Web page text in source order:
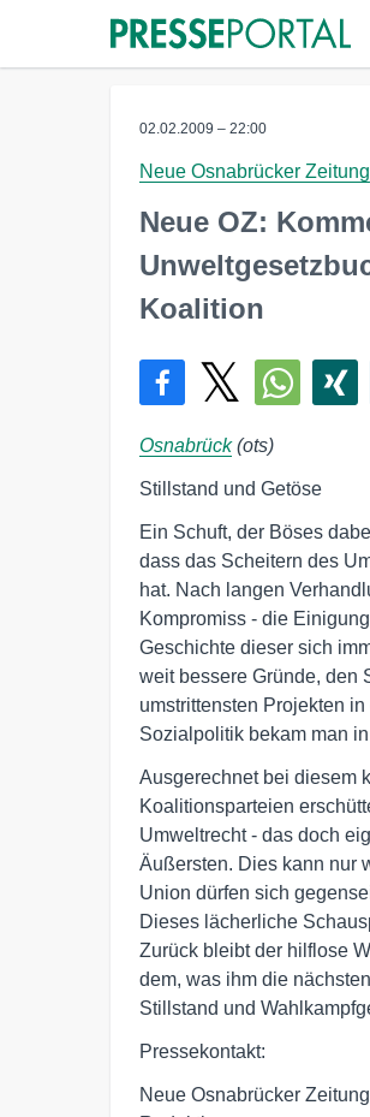
02.02.2009 – 22:00
Neue Osnabrücker Zeitung
Neue OZ:
Koalition
Osnabrück(ots)
Stillstand und Getöse
Ein Schuft, der Böses
dass das Scheitern des
hat. Nach langen
Kompromiss - die
Geschichte dieser sich
weit bessere Gründe, den
umstrittensten Projekten
Sozialpolitik bekam man
Ausgerechnet bei diesem
Koalitionsparteien
Umweltrecht - das doch
Äußersten. Dies kann nur
Union dürfen sich
Dieses lächerliche
Zurück bleibt der hilflose
dem, was ihm die
Stillstand und
Pressekontakt:
Neue Osnabrücker Zeitung